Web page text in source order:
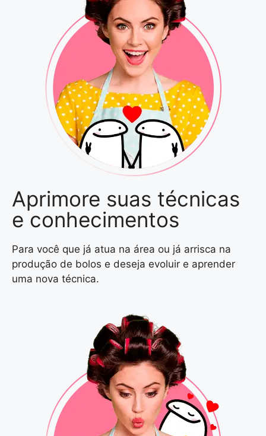
Aprimore suas técnicas
e conhecimentos
Para você que já atua na área ou já arrisca na
produção de bolos e deseja evoluir e aprender
uma nova técnica.